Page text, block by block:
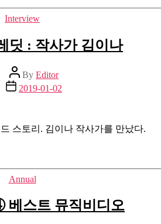
Categories
Interview
딧 : 작사가 김이나
Post
author
By Editor
Post
date
2019-01-02
스토리. 김이나 작사가를 만났다.
Categories
Annual
베스트 뮤직비디오